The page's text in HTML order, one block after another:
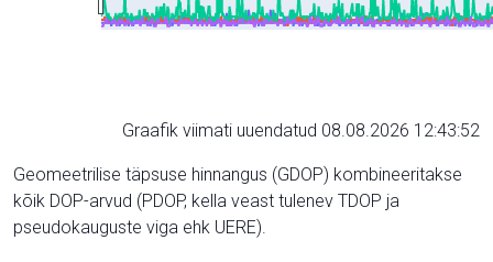
Graafik viimati uuendatud 08.08.2026 12:43:52
Geomeetrilise täpsuse hinnangus (GDOP) kombineeritakse
kõik DOP-arvud (PDOP, kella veast tulenev TDOP ja
pseudokauguste viga ehk UERE).